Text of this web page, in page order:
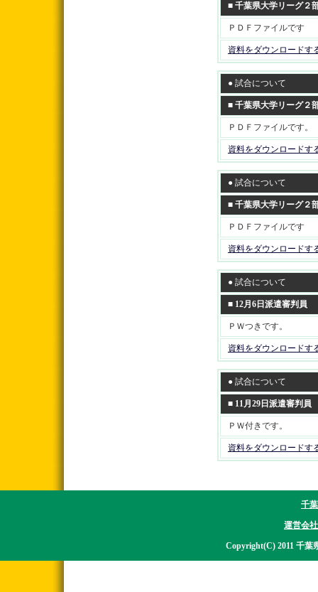
■ 千葉県大学リーグ２
ＰＤＦファイルです
資料をダウンロードす
● 試合について
■ 千葉県大学リーグ２
ＰＤＦファイルです。
資料をダウンロードす
● 試合について
■ 千葉県大学リーグ２
ＰＤＦファイルです
資料をダウンロードす
● 試合について
■ 12月6日派遣審判員
ＰＷつきです。
資料をダウンロードす
● 試合について
■ 11月29日派遣審判員
ＰＷ付きです。
資料をダウンロードす
千
運営会
Copyright(C) 2011 千葉